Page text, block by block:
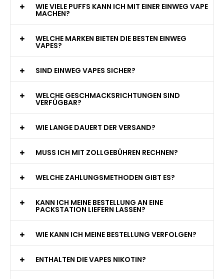
WIE VIELE PUFFS KANN ICH MIT EINER EINWEG VAPE
MACHEN?
WELCHE MARKEN BIETEN DIE BESTEN EINWEG
VAPES?
SIND EINWEG VAPES SICHER?
WELCHE GESCHMACKSRICHTUNGEN SIND
VERFÜGBAR?
WIE LANGE DAUERT DER VERSAND?
MUSS ICH MIT ZOLLGEBÜHREN RECHNEN?
WELCHE ZAHLUNGSMETHODEN GIBT ES?
KANN ICH MEINE BESTELLUNG AN EINE
PACKSTATION LIEFERN LASSEN?
WIE KANN ICH MEINE BESTELLUNG VERFOLGEN?
ENTHALTEN DIE VAPES NIKOTIN?